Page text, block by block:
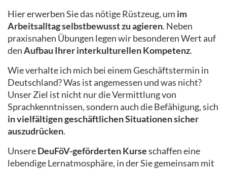
Hier erwerben Sie das nötige Rüstzeug, um im
Arbeitsalltag selbstbewusst zu agieren. Neben
praxisnahen Übungen legen wir besonderen Wert auf
denAufbau Ihrer interkulturellen Kompetenz.
Wie verhalte ich mich bei einem Geschäftstermin in
Deutschland? Was ist angemessen und was nicht?
Unser Ziel ist nicht nur die Vermittlung von
Sprachkenntnissen, sondern auch die Befähigung, sich
in vielfältigen geschäftlichen Situationen sicher
auszudrücken.
UnsereDeuFöV-geförderten Kurseschaffen eine
lebendige Lernatmosphäre, in der Sie gemeinsam mit